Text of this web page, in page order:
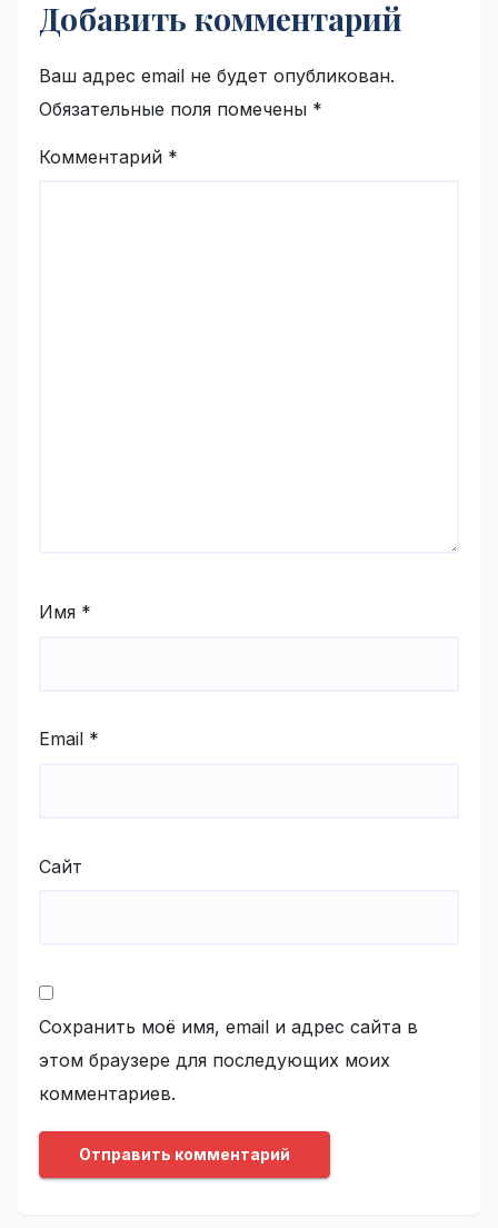
Добавить комментарий
Ваш адрес email не будет опубликован.
Обязательные поля помечены *
Комментарий *
Имя *
Email *
Сайт
Сохранить моё имя, email и адрес сайта в
этом браузере для последующих моих
комментариев.